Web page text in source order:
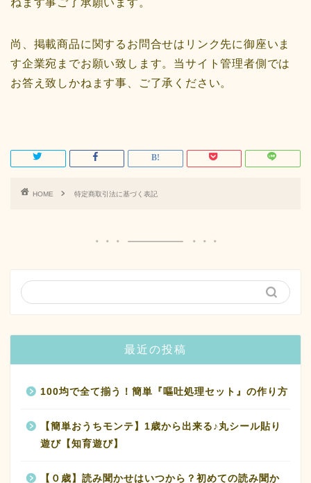
ねます事ご了承願います。
尚、掲載商品に関するお問合せはリンク先に御座いま
す企業宛までお願い致します。当サイト管理者側では
お答え致しかねます事、ご了承ください。
HOME 特定商取引法に基づく表記
最近の投稿
100均で全て揃う！簡単『嘔吐処理セット』の作り方
【簡単おうちモンテ】1歳から出来る♪丸シール貼り
遊び【知育遊び】
【０歳】読み聞かせはいつから？初めての読み聞か